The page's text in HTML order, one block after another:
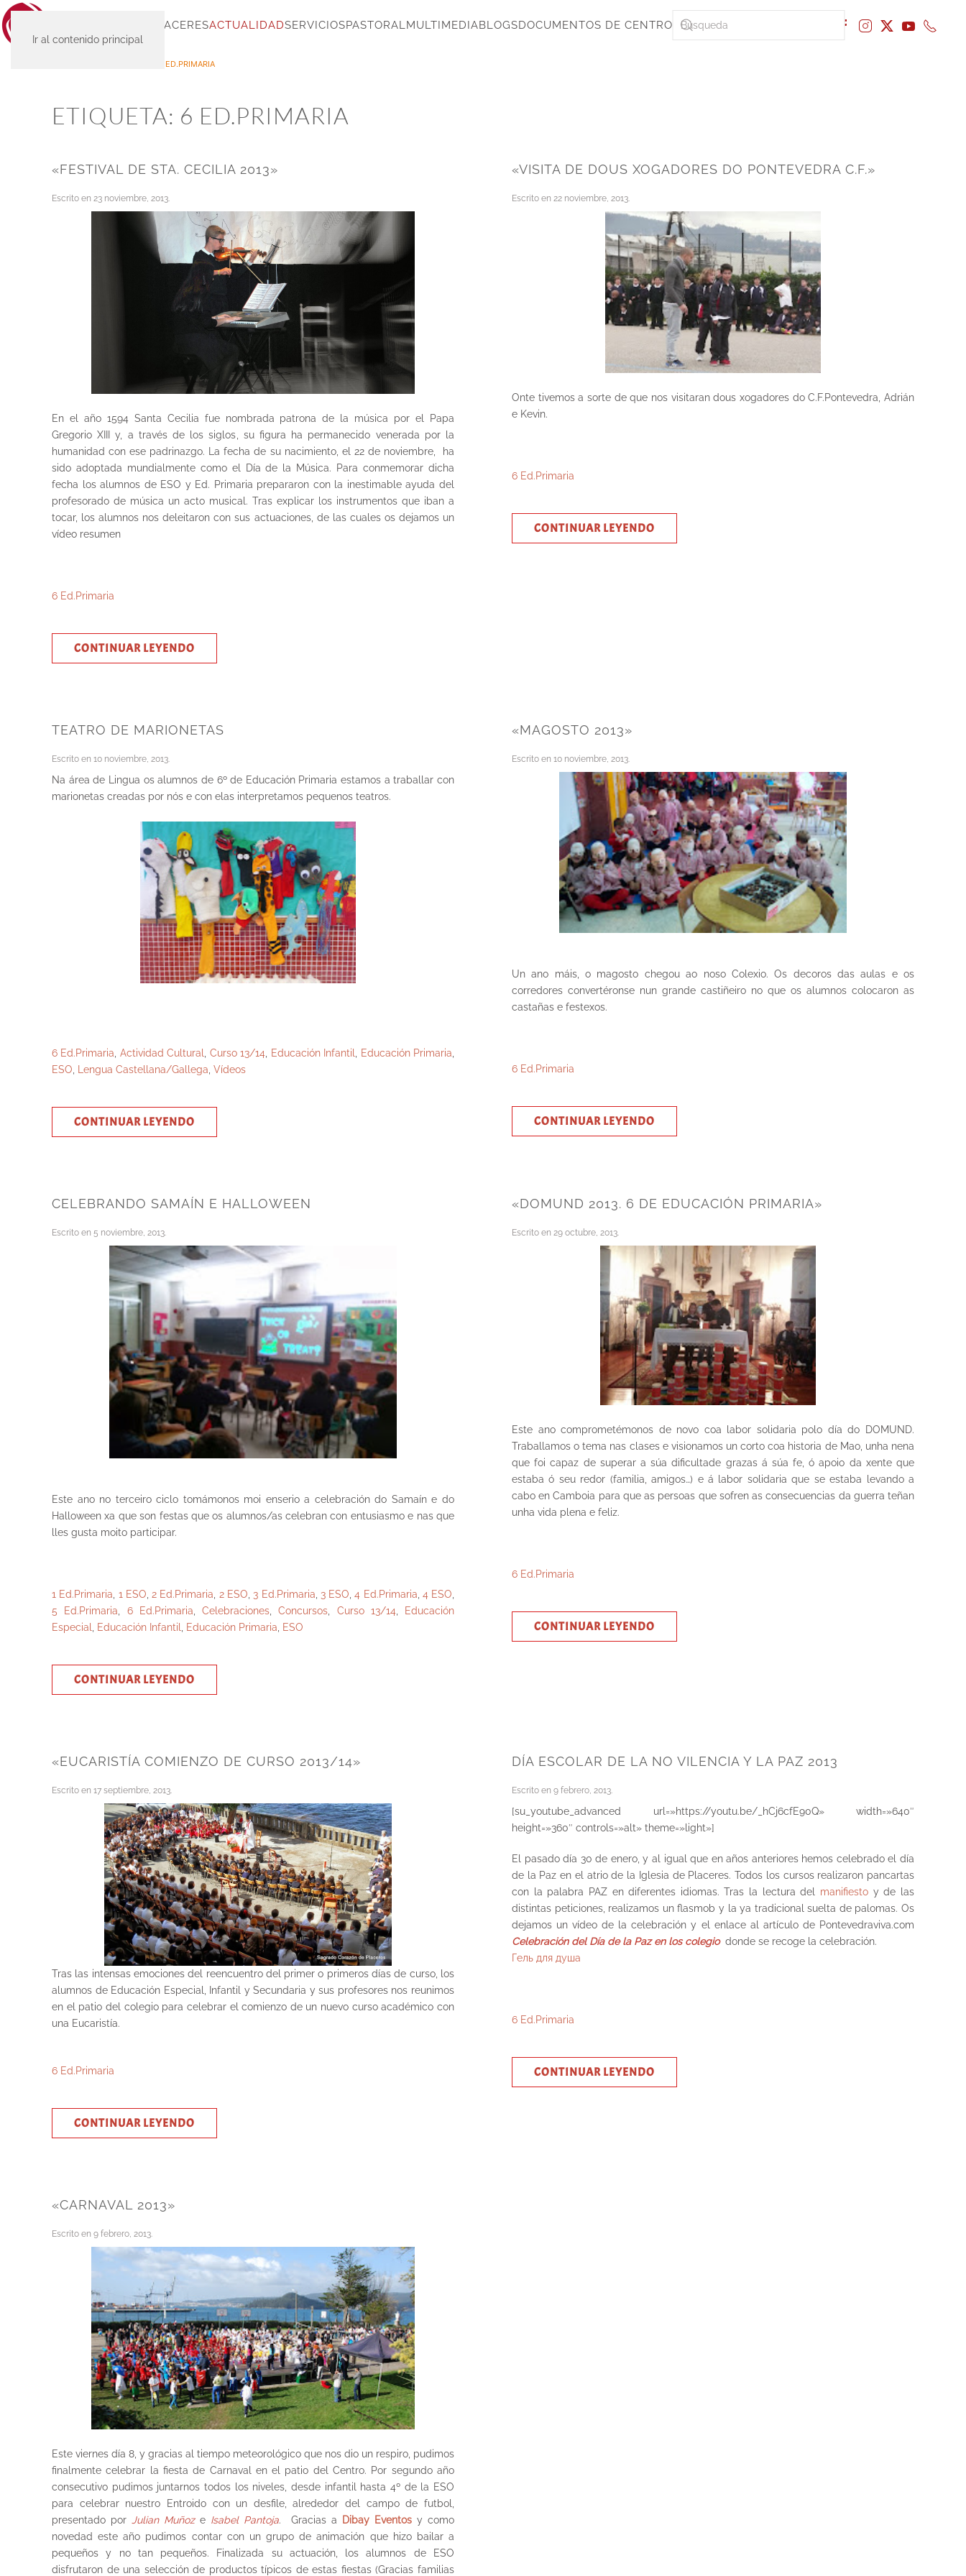
Ir al contenido principal
SC-PLACERESACTUALIDADSERVICIOSPASTORAL MULTIMEDIABLOGSDOCUMENTOS DE CENTRO
6 ED.PRIMARIA
ETIQUETA: 6 ED.PRIMARIA
«FESTIVAL DE STA. CECILIA 2013»
Escrito en 23 noviembre, 2013.
En el año 1594 Santa Cecilia fue nombrada patrona de la música por el Papa
Gregorio XIII y, a través de los siglos, su figura ha permanecido venerada por la
humanidad con ese padrinazgo. La fecha de su nacimiento, el 22 de noviembre, ha
sido adoptada mundialmente como el Día de la Música. Para conmemorar dicha
fecha los alumnos de ESO y Ed. Primaria prepararon con la inestimable ayuda del
profesorado de música un acto musical. Tras explicar los instrumentos que iban a
tocar, los alumnos nos deleitaron con sus actuaciones, de las cuales os dejamos un
vídeo resumen
6 Ed.Primaria
CONTINUAR LEYENDO
«VISITA DE DOUS XOGADORES DO PONTEVEDRA C.F.»
Escrito en 22 noviembre, 2013.
Onte tivemos a sorte de que nos visitaran dous xogadores do C.F.Pontevedra, Adrián
e Kevin.
6 Ed.Primaria
CONTINUAR LEYENDO
TEATRO DE MARIONETAS
Escrito en 10 noviembre, 2013
Na área de Lingua os alumnos de 6º de Educación Primaria estamos a traballar con
marionetas creadas por nós e con elas interpretamos pequenos teatros.
6 Ed.Primaria Actividad Cultural Curso 13/14 Educación Infantil Educación Primaria
ESO
Lengua Castellana/Gallega Vídeos
CONTINUAR LEYENDO
«MAGOSTO 2013»
Escrito en 10 noviembre, 2013
Un ano máis, o magosto chegou ao noso Colexio. Os decoros das aulas e os
corredores convertéronse nun grande castiñeiro no que os alumnos colocaron as
castañas e festexos.
6 Ed.Primaria
CONTINUAR LEYENDO
CELEBRANDO SAMAÍN E HALLOWEEN
Escrito en 5 noviembre, 2013
Este ano no terceiro ciclo tomámonos moi enserio a celebración do Samaín e do
Halloween xa que son festas que os alumnos/as celebran con entusiasmo e nas que
lles gusta moito participar.
1 Ed.Primaria 1 ESO 2 Ed.Primaria 2 ESO 3 Ed.Primaria 3 ESO ,4 Ed.Primaria 4 ESO
5 Ed.Primaria
6 Ed.Primaria Celebraciones ,Concursos Curso 13/14,
Educación
Especial
Educación Infantil Educación Primaria ESO
CONTINUAR LEYENDO
«DOMUND 2013. 6 DE EDUCACIÓN PRIMARIA»
Escrito en 29 octubre, 2013
Este ano comprometémonos de novo coa labor solidaria polo día do DOMUND.
Traballamos o tema nas clases e visionamos un corto coa historia de Mao, unha nena
que foi capaz de superar a súa dificultade grazas á súa fe, ó apoio da xente que
estaba ó seu redor (familia, amigos…) e á labor solidaria que se estaba levando a
cabo en Camboia para que as persoas que sofren as consecuencias da guerra teñan
unha vida plena e feliz.
6 Ed.Primaria
CONTINUAR LEYENDO
«EUCARISTÍA COMIENZO DE CURSO 2013/14»
Escrito en 17 septiembre, 2013
Tras las intensas emociones del reencuentro del primer o primeros días de curso, los
alumnos de Educación Especial, Infantil y Secundaria y sus profesores nos reunimos
en el patio del colegio para celebrar el comienzo de un nuevo curso académico con
una Eucaristía.
6 Ed.Primaria
CONTINUAR LEYENDO
DÍA ESCOLAR DE LA NO VILENCIA Y LA PAZ 2013
Escrito en 9 febrero, 2013
[su_youtube_advanced url=»https://youtu.be/_hCj6cfE90Q» width=»640″
height=»360″ controls=»alt» theme=»light»]
El pasado día 30 de enero, y al igual que en años anteriores hemos celebrado el día
de la Paz en el atrio de la Iglesia de Placeres. Todos los cursos realizaron pancartas
con la palabra PAZ en diferentes idiomas. Tras la lectura del manifiesto y de las
distintas peticiones, realizamos un flasmob y la ya tradicional suelta de palomas. Os
dejamos un vídeo de la celebración y el enlace al artículo de Pontevedraviva.com
Celebración del Día de la Paz en los colegio donde se recoge la celebración.
Гель для душа
6 Ed.Primaria
CONTINUAR LEYENDO
«CARNAVAL 2013»
Escrito en 9 febrero, 2013
Este viernes día 8, y gracias al tiempo meteorológico que nos dio un respiro, pudimos
finalmente celebrar la fiesta de Carnaval en el patio del Centro. Por segundo año
consecutivo pudimos juntarnos todos los niveles, desde infantil hasta 4º de la ESO
para celebrar nuestro Entroido con un desfile, alrededor del campo de futbol,
presentado por
Julian Muñoze Isabel Pantoja. Gracias a Dibay Eventos y como
novedad este año pudimos contar con un grupo de animación que hizo bailar a
pequeños y no tan pequeños. Finalizada su actuación, los alumnos de ESO
disfrutaron de una selección de productos típicos de estas fiestas (Gracias familias